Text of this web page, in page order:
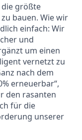
die größte
bauen. Wie wir
einfach: Wir
und
um einen
vernetzt zu
nach dem
erneuerbar“,
den rasanten
für die
unserer